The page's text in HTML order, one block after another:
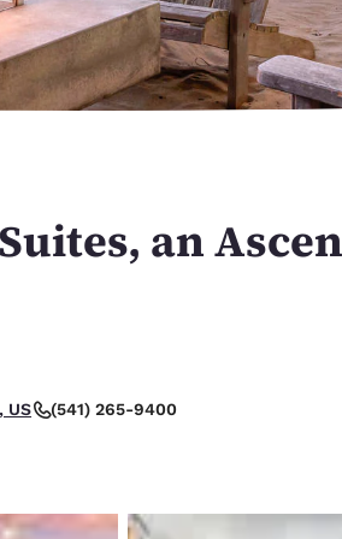
English
an
US
(541) 265-9400